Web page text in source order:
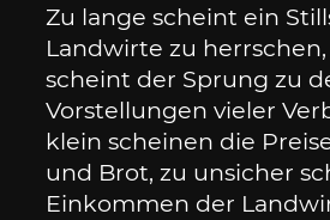
Zu lange scheint ein
Landwirte zu
scheint der Sprung zu
Vorstellungen vieler
klein scheinen die
und Brot, zu unsicher
Einkommen der